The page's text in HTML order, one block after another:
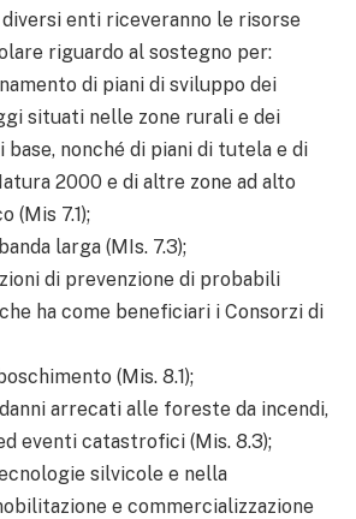
enti riceveranno le risorse
riguardo al sostegno per:
di piani di sviluppo dei
situati nelle zone rurali e dei
base, nonché di piani di tutela e di
2000 e di altre zone ad alto
(Mis 7.1);
larga (MIs. 7.3);
di prevenzione di probabili
ha come beneficiari i Consorzi di
(Mis. 8.1);
arrecati alle foreste da incendi,
eventi catastrofici (Mis. 8.3);
silvicole e nella
e commercializzazione